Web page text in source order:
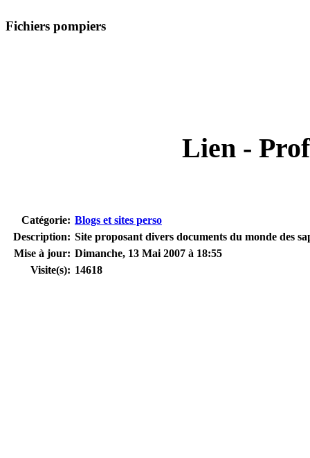
Fichiers pompiers
Lien -
Catégorie: Blogs et sites perso
Description: Site proposant divers documents du monde des
Mise à jour: Dimanche, 13 Mai 2007 à 18:55
Visite(s): 14618